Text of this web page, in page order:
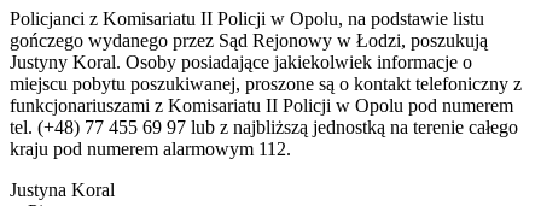
Policjanci z Komisariatu II Policji w Opolu, na podstawie listu
gończego wydanego przez Sąd Rejonowy w Łodzi, poszukują
Justyny Koral. Osoby posiadające jakiekolwiek informacje o
miejscu pobytu poszukiwanej, proszone są o kontakt telefoniczny z
funkcjonariuszami z Komisariatu II Policji w Opolu pod numerem
tel. (+48) 77 455 69 97 lub z najbliższą jednostką na terenie całego
kraju pod numerem alarmowym 112.
Justyna Koral